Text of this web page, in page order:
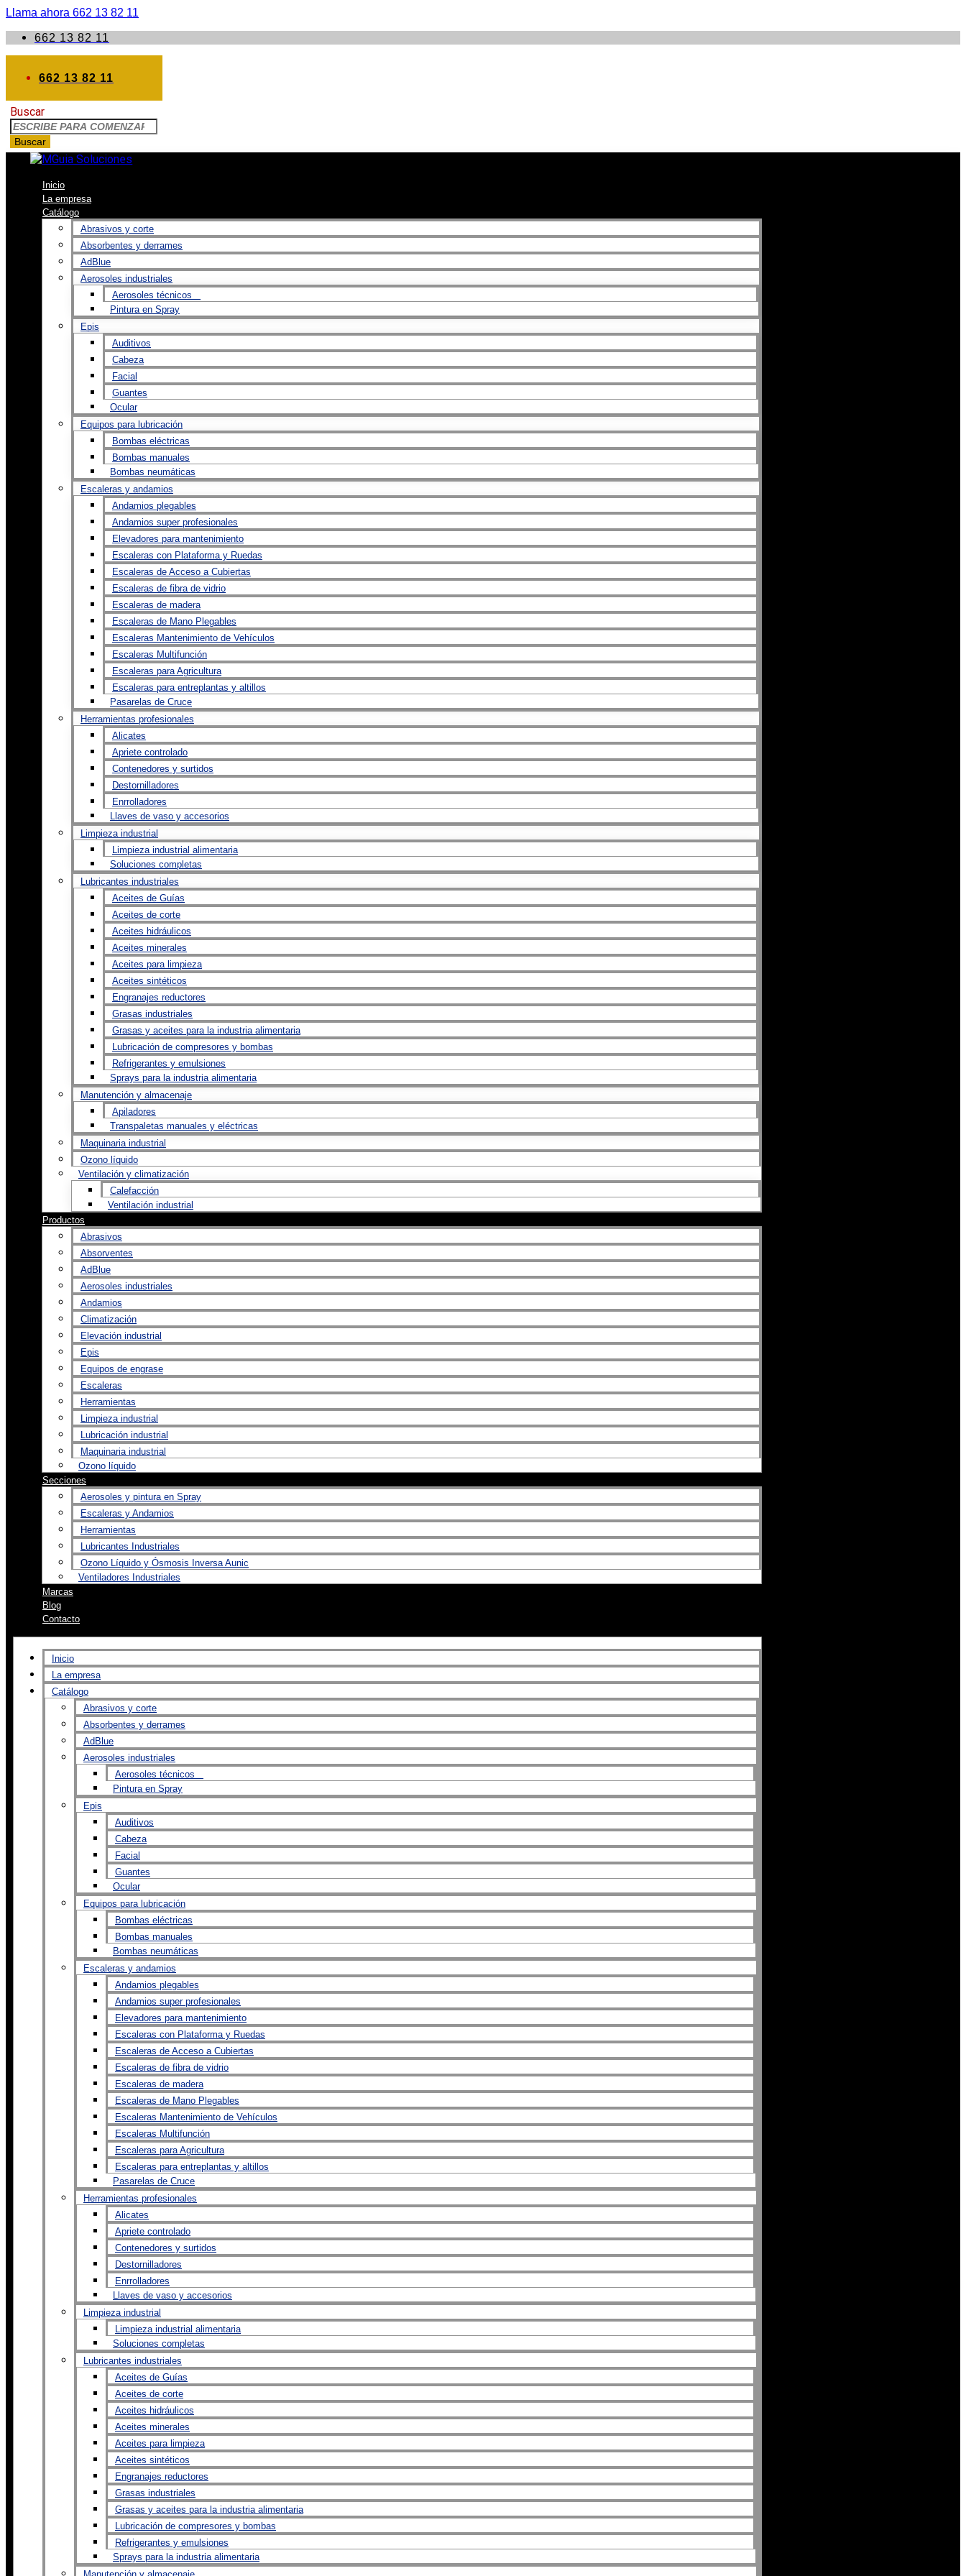
Llama ahora 662 13 82 11
662 13 82 11
662 13 82 11
Buscar
Buscar
Inicio
La empresa
Catálogo
Abrasivos y corte
Absorbentes y derrames
AdBlue
Aerosoles industriales
Aerosoles técnicos
Pintura en Spray
Epis
Auditivos
Cabeza
Facial
Guantes
Ocular
Equipos para lubricación
Bombas eléctricas
Bombas manuales
Bombas neumáticas
Escaleras y andamios
Andamios plegables
Andamios super profesionales
Elevadores para mantenimiento
Escaleras con Plataforma y Ruedas
Escaleras de Acceso a Cubiertas
Escaleras de fibra de vidrio
Escaleras de madera
Escaleras de Mano Plegables
Escaleras Mantenimiento de Vehículos
Escaleras Multifunción
Escaleras para Agricultura
Escaleras para entreplantas y altillos
Pasarelas de Cruce
Herramientas profesionales
Alicates
Apriete controlado
Contenedores y surtidos
Destornilladores
Enrrolladores
Llaves de vaso y accesorios
Limpieza industrial
Limpieza industrial alimentaria
Soluciones completas
Lubricantes industriales
Aceites de Guías
Aceites de corte
Aceites hidráulicos
Aceites minerales
Aceites para limpieza
Aceites sintéticos
Engranajes reductores
Grasas industriales
Grasas y aceites para la industria alimentaria
Lubricación de compresores y bombas
Refrigerantes y emulsiones
Sprays para la industria alimentaria
Manutención y almacenaje
Apiladores
Transpaletas manuales y eléctricas
Maquinaria industrial
Ozono líquido
Ventilación y climatización
Calefacción
Ventilación industrial
Productos
Abrasivos
Absorventes
AdBlue
Aerosoles industriales
Andamios
Climatización
Elevación industrial
Epis
Equipos de engrase
Escaleras
Herramientas
Limpieza industrial
Lubricación industrial
Maquinaria industrial
Ozono líquido
Secciones
Aerosoles y pintura en Spray
Escaleras y Andamios
Herramientas
Lubricantes Industriales
Ozono Líquido y Ósmosis Inversa Aunic
Ventiladores Industriales
Marcas
Blog
Contacto
Inicio
La empresa
Catálogo
Abrasivos y corte
Absorbentes y derrames
AdBlue
Aerosoles industriales
Aerosoles técnicos
Pintura en Spray
Epis
Auditivos
Cabeza
Facial
Guantes
Ocular
Equipos para lubricación
Bombas eléctricas
Bombas manuales
Bombas neumáticas
Escaleras y andamios
Andamios plegables
Andamios super profesionales
Elevadores para mantenimiento
Escaleras con Plataforma y Ruedas
Escaleras de Acceso a Cubiertas
Escaleras de fibra de vidrio
Escaleras de madera
Escaleras de Mano Plegables
Escaleras Mantenimiento de Vehículos
Escaleras Multifunción
Escaleras para Agricultura
Escaleras para entreplantas y altillos
Pasarelas de Cruce
Herramientas profesionales
Alicates
Apriete controlado
Contenedores y surtidos
Destornilladores
Enrrolladores
Llaves de vaso y accesorios
Limpieza industrial
Limpieza industrial alimentaria
Soluciones completas
Lubricantes industriales
Aceites de Guías
Aceites de corte
Aceites hidráulicos
Aceites minerales
Aceites para limpieza
Aceites sintéticos
Engranajes reductores
Grasas industriales
Grasas y aceites para la industria alimentaria
Lubricación de compresores y bombas
Refrigerantes y emulsiones
Sprays para la industria alimentaria